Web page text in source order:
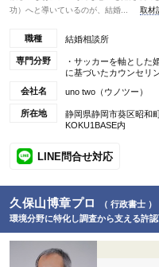
功）へと導いているのが、結婚...
取材
職種 結婚相談所
専門分野
・サッカーを軸とした
に基づいたカウンセリ
会社名
uno two（ウノツー）
所在地
静岡県静岡市葵区昭
KOKU1BASE内
LINE問合せ対応
久保山博章プロ
（ 行政書士 ）
環境分野に特化し調査から支える許